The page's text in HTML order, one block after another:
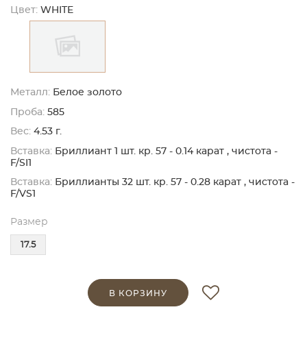
Цвет: WHITE
Металл: Белое золото
Проба: 585
Вес: 4.53 г.
Вставка: Бриллиант 1 шт. кр. 57 - 0.14 карат , чистота -
F/SI1
Вставка: Бриллианты 32 шт. кр. 57 - 0.28 карат , чистота -
F/VS1
Размер
17.5
В КОРЗИНУ